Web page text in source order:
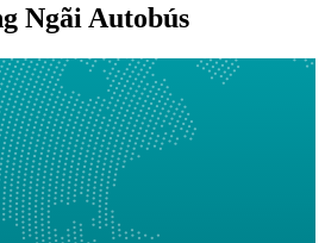
Ngãi Autobús